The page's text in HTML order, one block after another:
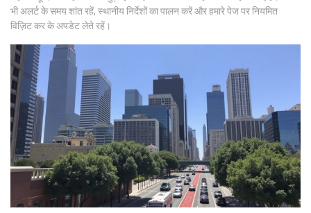
भी अलर्ट के समय शांत रहें, स्थानीय निर्देशों का पालन करें और हमारे पेज पर नियमित
विज़िट कर के अपडेट लेते रहें।